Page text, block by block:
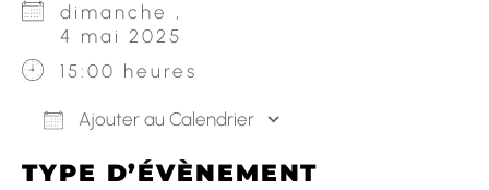
dimanche ,
4 mai 2025
15:00 heures
Ajouter au Calendrier
TYPE D’ÉVÈNEMENT